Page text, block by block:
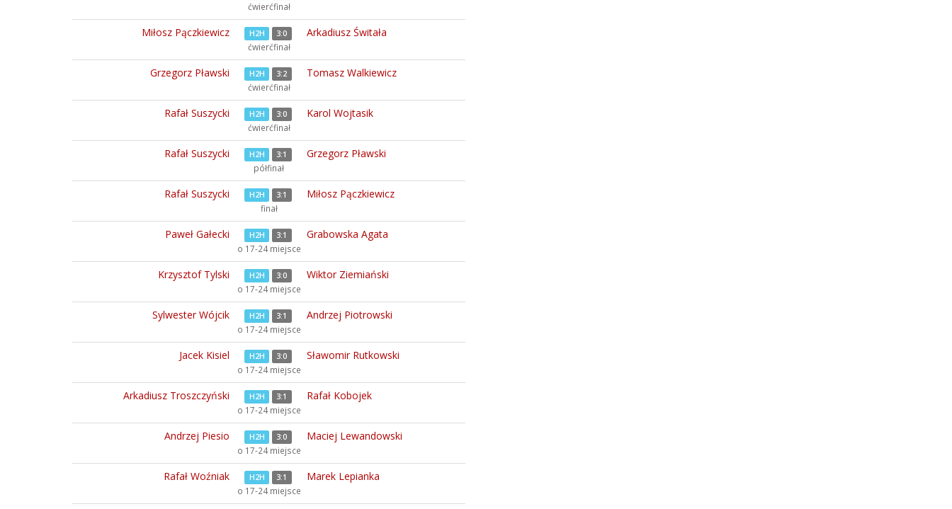
ćwierćfinał
Miłosz Pączkiewicz H2H 3:0 Arkadiusz Świtała
ćwierćfinał
Grzegorz Pławski H2H 3:2 Tomasz Walkiewicz
ćwierćfinał
Rafał Suszycki H2H 3:0 Karol Wojtasik
ćwierćfinał
Rafał Suszycki H2H 3:1 Grzegorz Pławski
półfinał
Rafał Suszycki H2H 3:1 Miłosz Pączkiewicz
finał
Paweł Gałecki H2H 3:1 Grabowska Agata
o 17-24 miejsce
Krzysztof Tylski H2H 3:0 Wiktor Ziemiański
o 17-24 miejsce
Sylwester Wójcik H2H 3:1 Andrzej Piotrowski
o 17-24 miejsce
Jacek Kisiel H2H 3:0 Sławomir Rutkowski
o 17-24 miejsce
Arkadiusz Troszczyński H2H 3:1 Rafał Kobojek
o 17-24 miejsce
Andrzej Piesio H2H 3:0 Maciej Lewandowski
o 17-24 miejsce
Rafał Woźniak H2H 3:1 Marek Lepianka
o 17-24 miejsce